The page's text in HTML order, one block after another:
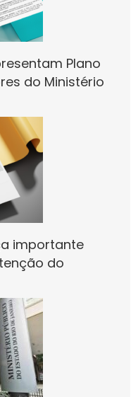
Plano
do Ministério
importante
do